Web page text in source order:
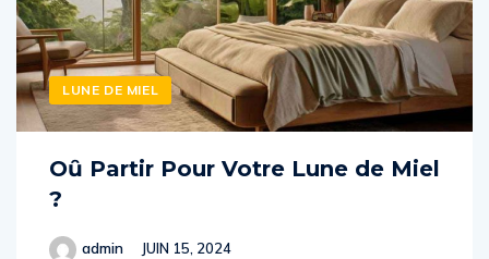
LUNE DE MIEL
Oȗ Partir Pour Votre Lune de Miel
?
admin JUIN 15, 2024